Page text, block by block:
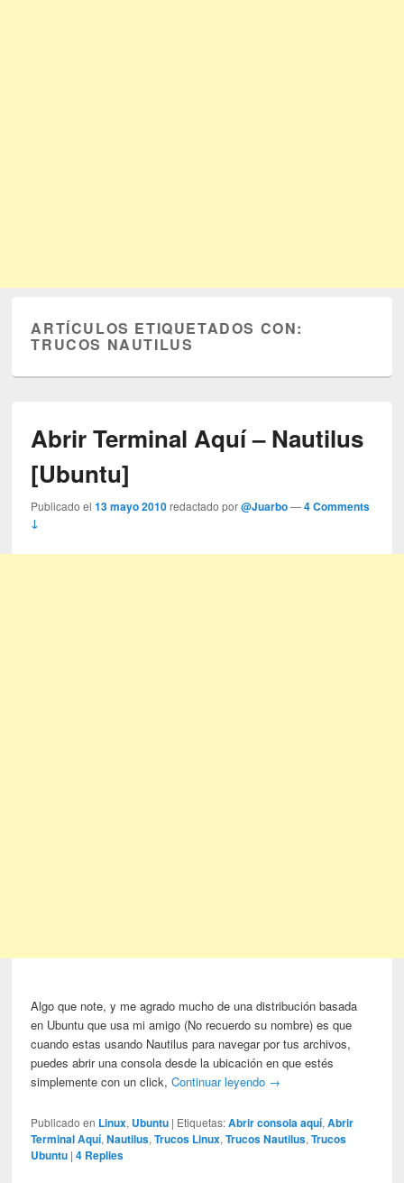
ARTÍCULOS ETIQUETADOS CON:
TRUCOS NAUTILUS
Abrir Terminal Aquí – Nautilus
[Ubuntu]
Publicado el13 mayo 2010 redactado por@Juarbo —4 Comments
↓
Algo que note, y me agrado mucho de una distribución basada
en Ubuntu que usa mi amigo (No recuerdo su nombre) es que
cuando estas usando Nautilus para navegar por tus archivos,
puedes abrir una consola desde la ubicación en que estés
simplemente con un click,Continuar leyendo →
Publicado en Linux, Ubuntu | Etiquetas: Abrir consola aquí,Abrir
Terminal Aquí,Nautilus,Trucos Linux,Trucos Nautilus,Trucos
Ubuntu |4 Replies